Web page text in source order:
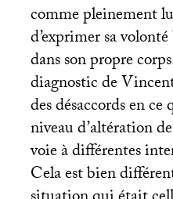
comme pleinement
d’exprimer sa
dans son propre
diagnostic de
des désaccords en
niveau d’altération
voie à différentes
Cela est bien